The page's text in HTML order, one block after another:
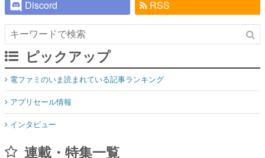
Discord
RSS
ピックアップ
電ファミのいま読まれている記事ランキング
アプリセール情報
インタビュー
連載・特集一覧